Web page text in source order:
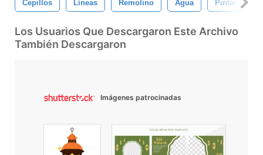
Cepillos Líneas Remolino Agua Pintar
Los Usuarios Que Descargaron Este Archivo
También Descargaron
Imágenes patrocinadas